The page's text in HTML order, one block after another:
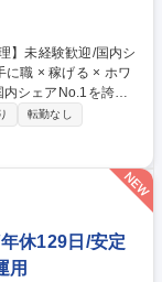
シェアNo.1を誇る
の塗装作業のスケジ
をするのではなく、
ら現場を動かす仕
ジュールを元に、施
す。工事が始まれ
・品質の管理をする
転勤なし
休129日/安定
用